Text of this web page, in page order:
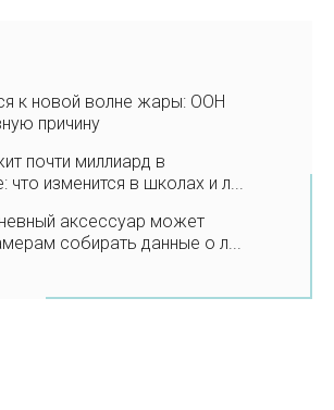
к новой волне жары: ООН
причину
почти миллиард в
что изменится в школах и л...
аксессуар может
собирать данные о л...